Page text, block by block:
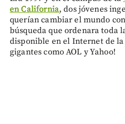
en California, dos jóvenes
querían cambiar el mundo
búsqueda que ordenara toda
disponible en el Internet de
gigantes como AOL y Yahoo!